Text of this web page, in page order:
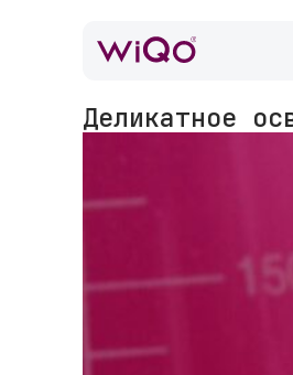
Деликатное